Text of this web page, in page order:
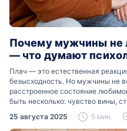
Почему мужчины не
— что думают
Плач — это естественная
безысходность. Но мужчины не
расстроенное состояние
быть несколько: чувство вины,
Разобраться, почему мужчины
психологов…
25 августа 2025 5 мин.